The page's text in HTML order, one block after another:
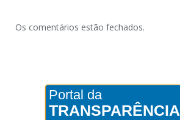
Os comentários estão fechados.
Portal da
TRANSPARÊNCIA